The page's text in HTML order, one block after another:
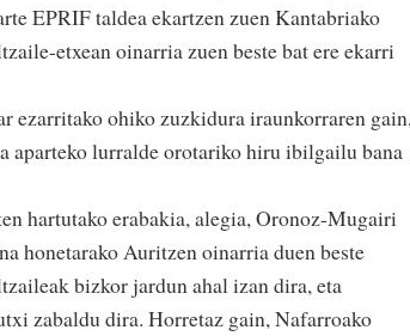
EPRIF taldea ekartzen zuen Kantabriako
etxean oinarria zuen beste bat ere ekarri
ezarritako ohiko zuzkidura iraunkorraren
aparteko lurralde orotariko hiru ibilgailu bana
hartutako erabakia, alegia, Oronoz-Mugairi
honetarako Auritzen oinarria duen beste
bizkor jardun ahal izan dira, eta
zabaldu dira. Horretaz gain, Nafarroako